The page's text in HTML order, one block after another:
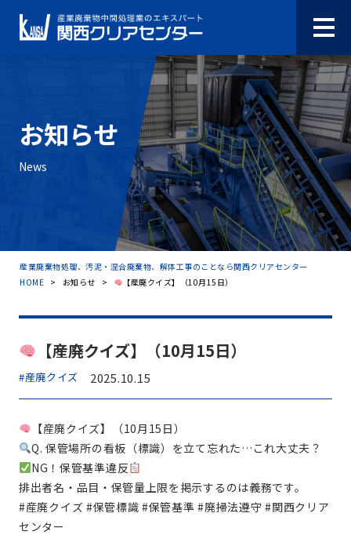
お知らせ
News
産業廃棄物処理、汚泥・混合廃棄物、解体工事のことなら関西クリアセンター
HOME > お知らせ > 【産廃クイズ】（10月15日）
【産廃クイズ】（10月15日）
#産廃クイズ 2025.10.15
【産廃クイズ】（10月15日）
Q. 保管場所の看板（標識）を立て忘れた…これ大丈夫？
NG！保管基準違反
排出者名・品目・保管量上限を掲示するのは義務です。
#産廃クイズ #保管標識 #保管基準 #廃掃法遵守 #関西クリア
センター